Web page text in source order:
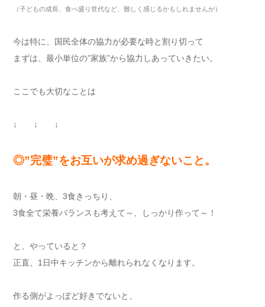
（子どもの成長、食べ盛り世代など、難しく感じるかもしれませんが）
今は特に、国民全体の協力が必要な時と割り切って
まずは、最小単位の”家族”から協力しあっていきたい。
ここでも大切なことは
↓ ↓ ↓
◎”完璧”をお互いが求め過ぎないこと。
朝・昼・晩、3食きっちり、
3食全て栄養バランスも考えて～、しっかり作って～！
と、やっていると？
正直、1日中キッチンから離れられなくなります。
作る側がよっぽど好きでないと、